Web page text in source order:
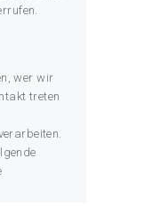
wer wir
treten